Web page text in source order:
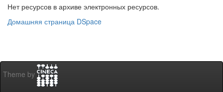
Нет ресурсов в архиве электронных ресурсов.
Домашняя страница DSpace
Theme by